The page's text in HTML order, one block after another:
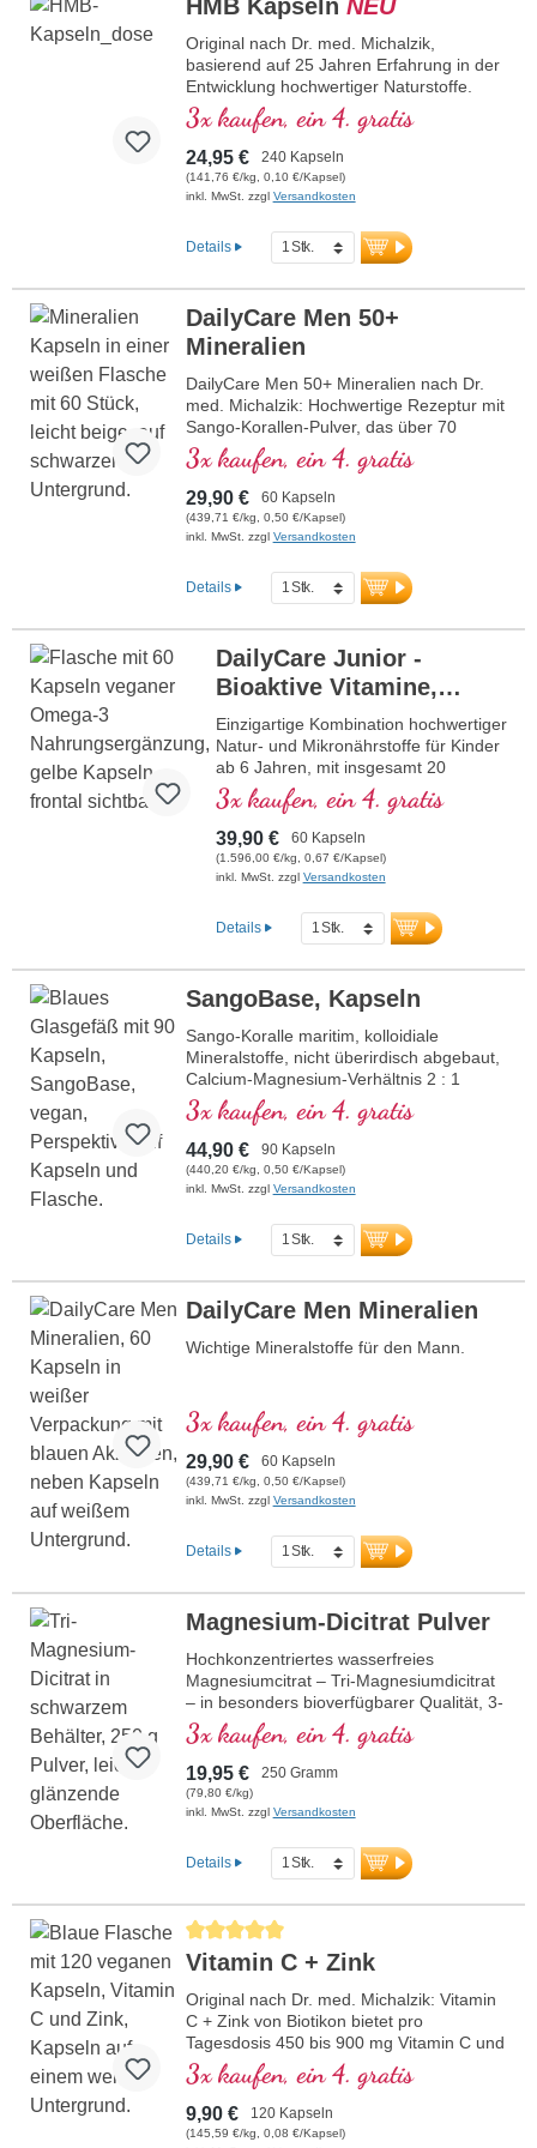
der Teepflanze vorkommt
geprüfte Rohstoffqualität
100 % vegan, frei von Zusätzen und
ohne Gentechnik
Von Ärzten entwickelt, laborgeprüft
Qualitätsstandards
Ein Originalprodukt von Biotikon® nach
insbesondere im sportlichen Kontext.
mehr Informationen zu HMB Pulver
HMB Kapseln NEU
Original nach Dr. med. Michalzik,
basierend auf 25 Jahren Erfahrung in der
Entwicklung hochwertiger Naturstoffe.
1.200 – 3.600 mg hochreines Calcium β-
Hydroxy-β-Methylbutyrat pro
Tagesdosierung von 2 – 6 Kapseln, davon
1.020 – 3.060 mg reines HMB (85 %).
Calcium β-Hydroxy-β-Methylbutyrat
Derivat der für den Muskel wichtigen
Aminosäure Leucin.
3x kaufen, ein 4. gratis
24,95 € 240 Kapseln
(141,76 €/kg, 0,10 €/Kapsel)
inkl. MwSt. zzgl Versandkosten
Details
DailyCare Men 50+
Mineralien
DailyCare Men 50+ Mineralien nach Dr.
med. Michalzik: Hochwertige Rezeptur mit
Sango-Korallen-Pulver, das über 70
Mineralstoffe und Spurenelemente
enthält. Besonders hervorzuheben sind
Calcium (20 %) und Magnesium (10 %) im
idealen Verhältnis von 2:1, welches die
Bioverfügbarkeit optimiert. Die Mineralien
vom Körper besonders gut aufgenommen
werden können. Nachhaltig aus am
gewonnen und auf Reinheit geprüft.
Unterstützt die Knochengesundheit,
Nährstoffbedarf. Vegan, ohne Zusätze,
von Ärzten entwickelt und in Deutschland
produziert. Aluminiumfreie Versiegelung
und über 20 Jahre Erfahrung garantieren
höchste Qualität.
Mehr Informationen zu DailyCare
Men 50+ Mineralien
3x kaufen, ein 4. gratis
29,90 € 60 Kapseln
(439,71 €/kg, 0,50 €/Kapsel)
inkl. MwSt. zzgl Versandkosten
Details
DailyCare Junior -
Bioaktive Vitamine,
veganes Omega-3 +
Spurenelemente und
hochwertige
Pflanzenstoffe
Einzigartige Kombination hochwertiger
Natur- und Mikronährstoffe für Kinder
ab 6 Jahren, mit insgesamt 20
wichtigen Nährstoffen für Ihr Kind.
3x kaufen, ein 4. gratis
39,90 € 60 Kapseln
(1.596,00 €/kg, 0,67 €/Kapsel)
inkl. MwSt. zzgl Versandkosten
Details
SangoBase, Kapseln
Sango-Koralle maritim, kolloidiale
Mineralstoffe, nicht überirdisch abgebaut,
Calcium-Magnesium-Verhältnis 2 : 1
3x kaufen, ein 4. gratis
44,90 € 90 Kapseln
(440,20 €/kg, 0,50 €/Kapsel)
inkl. MwSt. zzgl Versandkosten
Details
DailyCare Men Mineralien
Wichtige Mineralstoffe für den Mann.
3x kaufen, ein 4. gratis
29,90 € 60 Kapseln
(439,71 €/kg, 0,50 €/Kapsel)
inkl. MwSt. zzgl Versandkosten
Details
Magnesium-Dicitrat Pulver
Hochkonzentriertes wasserfreies
Magnesiumcitrat – Tri-Magnesiumdicitrat
– in besonders bioverfügbarer Qualität, 3-
Monats-Packung
3x kaufen, ein 4. gratis
19,95 € 250 Gramm
(79,80 €/kg)
inkl. MwSt. zzgl Versandkosten
Details
Durchschnittliche Bewertung von 5 von 5 Sternen
Vitamin C + Zink
Original nach Dr. med. Michalzik: Vitamin
C + Zink von Biotikon bietet pro
Tagesdosis 450 bis 900 mg Vitamin C und
10 bis 20 mg organisch gebundenes Zink.
Diese Kombination unterstützt das
Immunsystem und trägt zum Schutz der
Zellen vor oxidativem Stress bei.
3x kaufen, ein 4. gratis
9,90 € 120 Kapseln
(145,59 €/kg, 0,08 €/Kapsel)